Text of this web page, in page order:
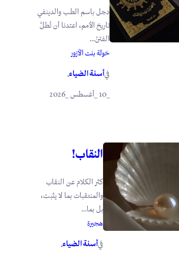
دجل باسم الطب والدينفي
تاريخ الأمم، اعتدنا أن تُطلَّ
الفتنُ...
خولة بنت الأزور
فيأسنة الضياء.
_10 _أغسطس _2026
النقاب!
كثر الكلام عن النقاب
والمنتقبات بما لا يثبت،
بل بما...
هجيرة
فيأسنة الضياء.